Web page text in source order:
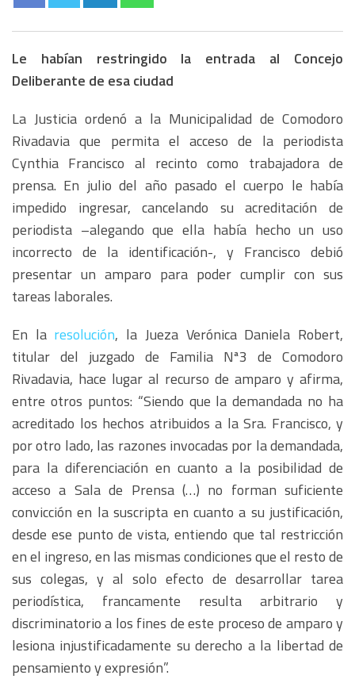
Le habían restringido la entrada al Concejo
Deliberante de esa ciudad
La Justicia ordenó a la Municipalidad de Comodoro
Rivadavia que permita el acceso de la periodista
Cynthia Francisco al recinto como trabajadora de
prensa. En julio del año pasado el cuerpo le había
impedido ingresar, cancelando su acreditación de
periodista –alegando que ella había hecho un uso
incorrecto de la identificación-, y Francisco debió
presentar un amparo para poder cumplir con sus
tareas laborales.
En la resolución, la Jueza Verónica Daniela Robert,
titular del juzgado de Familia Nª3 de Comodoro
Rivadavia, hace lugar al recurso de amparo y afirma,
entre otros puntos: “Siendo que la demandada no ha
acreditado los hechos atribuidos a la Sra. Francisco, y
por otro lado, las razones invocadas por la demandada,
para la diferenciación en cuanto a la posibilidad de
acceso a Sala de Prensa (…) no forman suficiente
convicción en la suscripta en cuanto a su justificación,
desde ese punto de vista, entiendo que tal restricción
en el ingreso, en las mismas condiciones que el resto de
sus colegas, y al solo efecto de desarrollar tarea
periodística, francamente resulta arbitrario y
discriminatorio a los fines de este proceso de amparo y
lesiona injustificadamente su derecho a la libertad de
pensamiento y expresión”.